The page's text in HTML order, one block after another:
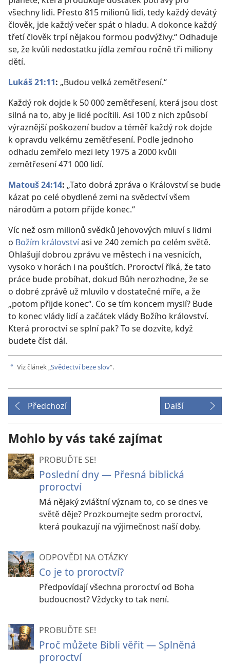
všechny lidi. Přesto 815 milionů lidí, tedy každý devátý
člověk, jde každý večer spát o hladu. A dokonce každý
třetí člověk trpí nějakou formou podvýživy.“ Odhaduje
se, že kvůli nedostatku jídla zemřou ročně tři miliony
dětí.
Lukáš 21:11: „Budou velká zemětřesení.“
Každý rok dojde k 50 000 zemětřesení, která jsou dost
silná na to, aby je lidé pocítili. Asi 100 z nich způsobí
výraznější poškození budov a téměř každý rok dojde
k opravdu velkému zemětřesení. Podle jednoho
odhadu zemřelo mezi lety 1975 a 2000 kvůli
zemětřesení 471 000 lidí.
Matouš 24:14: „Tato dobrá zpráva o Království se bude
kázat po celé obydlené zemi na svědectví všem
národům a potom přijde konec.“
Víc než osm milionů svědků Jehovových mluví s lidmi
o Božím královstvíasi ve 240 zemích po celém světě.
Ohlašují dobrou zprávu ve městech i na vesnicích,
vysoko v horách i na pouštích. Proroctví říká, že tato
práce bude probíhat, dokud Bůh nerozhodne, že se
o dobré zprávě už mluvilo v dostatečné míře, a že
„potom přijde konec“. Co se tím koncem myslí? Bude
to konec vlády lidí a začátek vlády Božího království.
Která proroctví se splní pak? To se dozvíte, když
budete číst dál.
a Viz článek „Svědectví beze slov“.
Předchozí Další
Mohlo by vás také zajímat
PROBUĎTE SE!
Poslední dny — Přesná biblická
proroctví
Má nějaký zvláštní význam to, co se dnes ve
světě děje? Prozkoumejte sedm proroctví,
která poukazují na výjimečnost naší doby.
ODPOVĚDI NA OTÁZKY
Co je to proroctví?
Předpovídají všechna proroctví od Boha
budoucnost? Vždycky to tak není.
PROBUĎTE SE!
Proč můžete Bibli věřit — Splněná
proroctví